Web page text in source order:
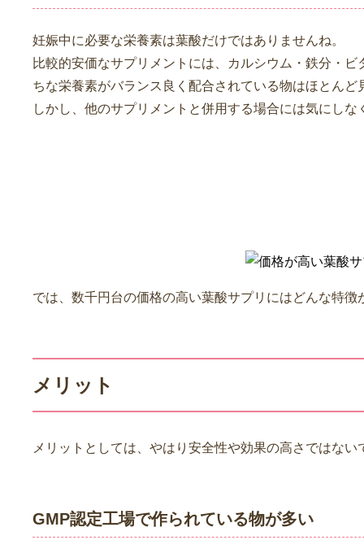
妊娠中に必要な栄養素は葉酸だけではありませんね。
比較的安価なサプリメントには、カルシウム・鉄分・
ちな栄養素がバランス良く配合されている物はほとんど
しかし、他のサプリメントと併用する場合には気にしな
では、数千円台の価格の高い葉酸サプリにはどんな特
メリット
メリットとしては、やはり安全性や効果の高さではない
GMP認定工場で作られている物が多い